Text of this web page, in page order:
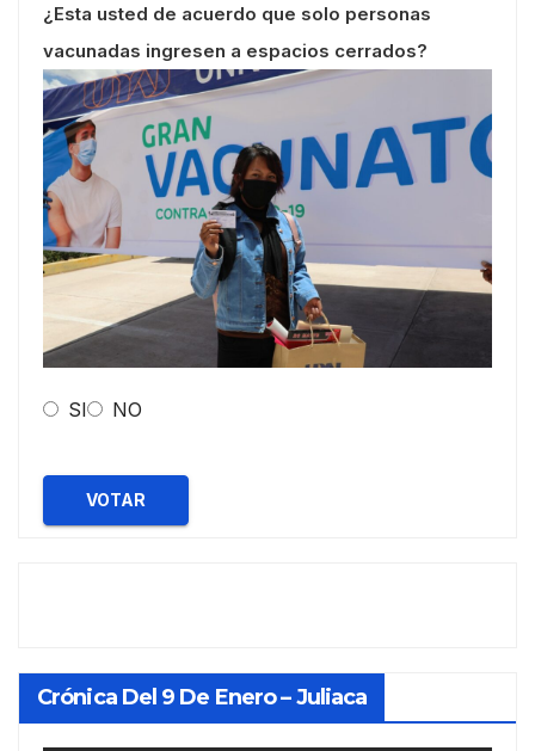
¿Esta usted de acuerdo que solo personas
vacunadas ingresen a espacios cerrados?
SI NO
VOTAR
Crónica Del 9 De Enero – Juliaca